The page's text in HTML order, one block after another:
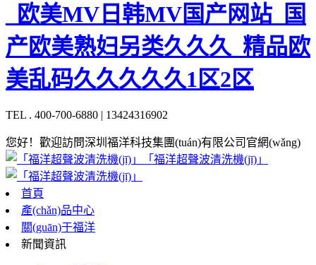
_欧美MV日韩MV国产网站_国
产欧美熟妇另类久久久_精品欧
美乱码久久久久久1区2区
TEL . 400-700-6880 | 13424316902
您好！歡迎訪問深圳福洋科技集團(tuán)有限公司官網(wǎng)
「福洋超聲波清洗機(jī)」
首頁
產(chǎn)品中心
關(guān)于福洋
新聞資訊